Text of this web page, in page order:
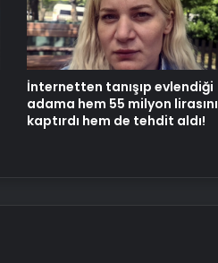
İnternetten tanışıp evlendiği
adama hem 55 milyon lirasını
kaptırdı hem de tehdit aldı!